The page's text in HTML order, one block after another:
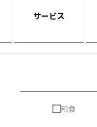
サービス
和食